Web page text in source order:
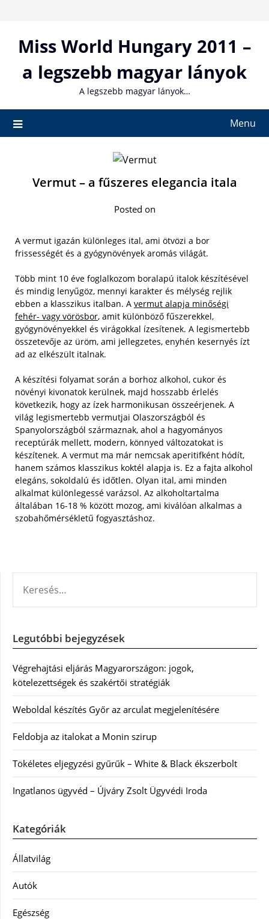
contentMiss World Hungary 2011 –
a legszebb magyar lányok
A legszebb magyar lányok…
Menu
Vermut – a fűszeres elegancia itala
Posted on
A vermut igazán különleges ital, ami ötvözi a bor
frissességét és a gyógynövények aromás világát.
Több mint 10 éve foglalkozom boralapú italok készítésével
és mindig lenyűgöz, mennyi karakter és mélység rejlik
ebben a klasszikus italban. A vermut alapja minőségi
fehér- vagy vörösbor, amit különböző fűszerekkel,
gyógynövényekkel és virágokkal ízesítenek. A legismertebb
összetevője az üröm, ami jellegzetes, enyhén kesernyés ízt
ad az elkészült italnak.
A készítési folyamat során a borhoz alkohol, cukor és
növényi kivonatok kerülnek, majd hosszabb érlelés
következik, hogy az ízek harmonikusan összeérjenek. A
világ legismertebb vermutjai Olaszországból és
Spanyolországból származnak, ahol a hagyományos
receptúrák mellett, modern, könnyed változatokat is
készítenek. A vermut ma már nemcsak aperitifként hódít,
hanem számos klasszikus koktél alapja is. Ez a fajta alkohol
elegáns, sokoldalú és időtlen. Olyan ital, ami minden
alkalmat különlegessé varázsol. Az alkoholtartalma
általában 16-18 % között mozog, ami kiválóan alkalmas a
szobahőmérsékletű fogyasztáshoz.
Legutóbbi bejegyzések
Végrehajtási eljárás Magyarországon: jogok,
kötelezettségek és szakértői stratégiák
Weboldal készítés Győr az arculat megjelenítésére
Feldobja az italokat a Monin szirup
Tökéletes eljegyzési gyűrűk – White & Black ékszerbolt
Ingatlanos ügyvéd – Újváry Zsolt Ügyvédi Iroda
Kategóriák
Állatvilág
Autók
Egészség